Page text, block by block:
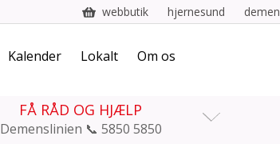
webbutik hjernesund
Kalender Lokalt Om os
FÅ RÅD OG HJÆLP
Demenslinien 📞 5850 5850